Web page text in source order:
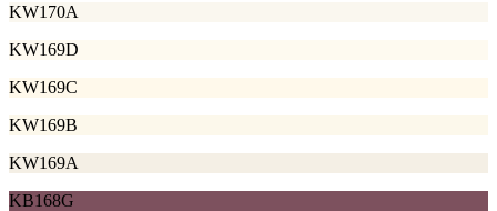
KW170A
KW169D
KW169C
KW169B
KW169A
KB168G